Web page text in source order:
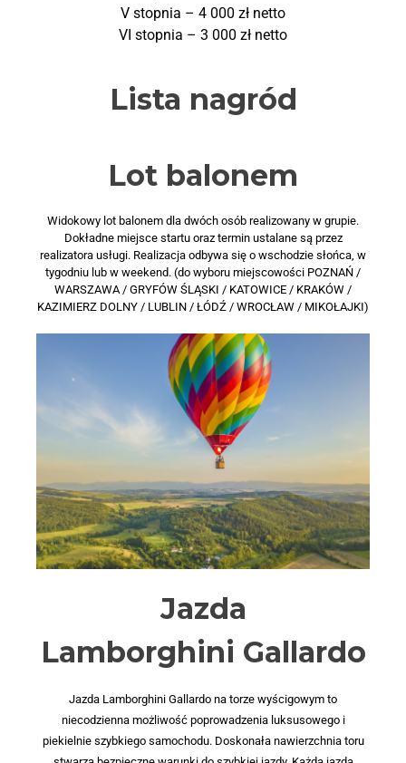
V stopnia – 4 000 zł netto
VI stopnia – 3 000 zł netto
Lista nagród
Lot balonem
Widokowy lot balonem dla dwóch osób realizowany w grupie.
Dokładne miejsce startu oraz termin ustalane są przez
realizatora usługi. Realizacja odbywa się o wschodzie słońca, w
tygodniu lub w weekend. (do wyboru miejscowości POZNAŃ /
WARSZAWA / GRYFÓW ŚLĄSKI / KATOWICE / KRAKÓW /
KAZIMIERZ DOLNY / LUBLIN / ŁÓDŹ / WROCŁAW / MIKOŁAJKI)
Jazda
Lamborghini Gallardo
Jazda Lamborghini Gallardo na torze wyścigowym to
niecodzienna możliwość poprowadzenia luksusowego i
piekielnie szybkiego samochodu. Doskonała nawierzchnia toru